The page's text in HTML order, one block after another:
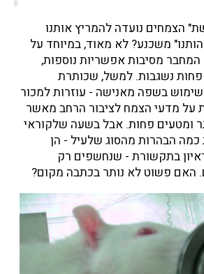
הצמחים נועדה להמריץ אותנו
משכנע? לא מאוד, במיוחד על
מסיבות אפשריות נוספות,
פחות נשגבות. למשל, שכותרת
שימוש בשפה מאנישה - עוזרות למכור
על מדעי הצמח לציבור הרחב מאשר
ומטעים פחות. אבל בשעה שלקוראי
כמה הבהרות מהסוג שלעיל - הן
בתקשורת - שנחשפים רק
האם פשוט לא נותר בכתבה מקום?